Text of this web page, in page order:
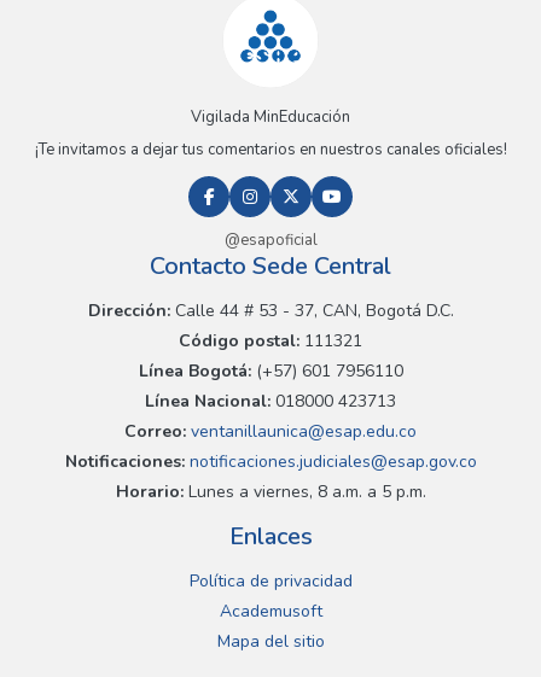
Vigilada MinEducación
¡Te invitamos a dejar tus comentarios en nuestros canales oficiales!
@esapoficial
Contacto Sede Central
Dirección:Calle 44 # 53 - 37, CAN, Bogotá D.C.
Código postal: 111321
Línea Bogotá:(+57) 601 7956110
Línea Nacional: 018000 423713
Correo: ventanillaunica@esap.edu.co
Notificaciones:notificaciones.judiciales@esap.gov.co
Horario:Lunes a viernes, 8 a.m. a 5 p.m.
Enlaces
Política de privacidad
Academusoft
Mapa del sitio